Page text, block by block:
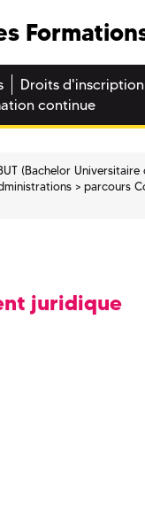
Droits d'inscription
continue
(Bachelor
parcours
juridique